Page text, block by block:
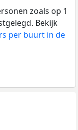
zoals op 1
Bekijk
per buurt in de